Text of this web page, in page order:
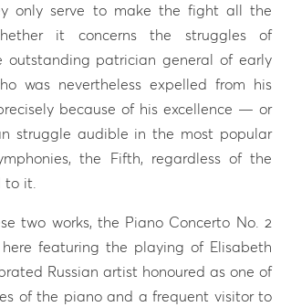
only serve to make the fight all the
it concerns the struggles of
patrician general of early
was nevertheless expelled from his
because of his excellence — or
struggle audible in the most popular
the Fifth, regardless of the
to it.
two works, the Piano Concerto No. 2
featuring the playing of Elisabeth
Russian artist honoured as one of
of the piano and a frequent visitor to